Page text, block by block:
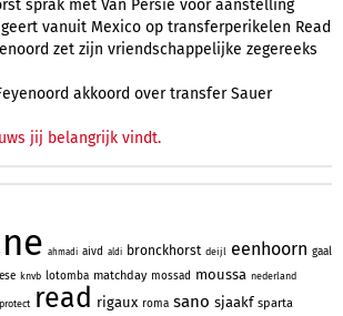
sprak met Van Persie voor aanstelling
vanuit Mexico op transferperikelen Read
zet zijn vriendschappelijke zegereeks
akkoord over transfer Sauer
jij belangrijk vindt.
ahmadi aivd aldi bronckhorst deijl eenhoorn gaal
knvb lotomba matchday mossad moussa nederland
protect read rigaux roma sano sjaakf sparta